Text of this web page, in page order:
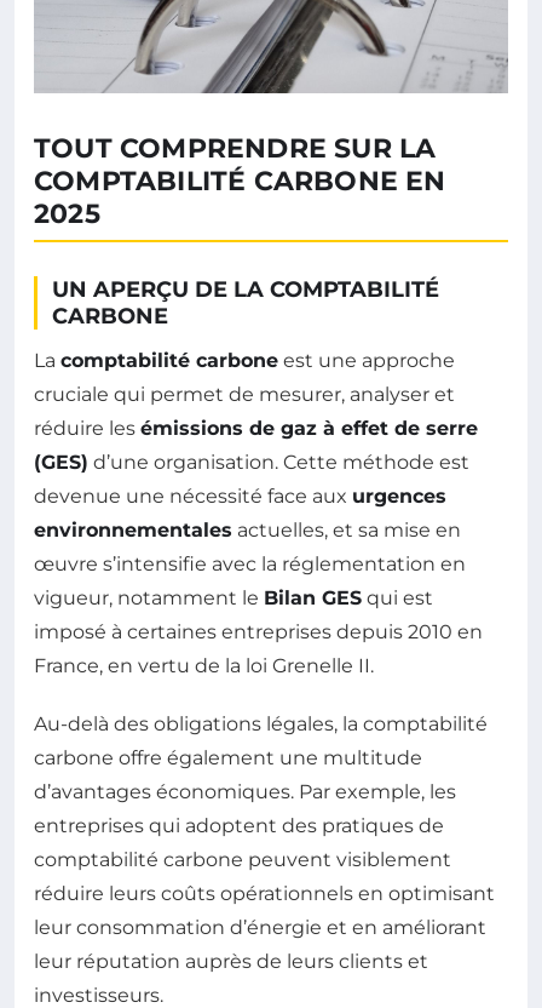
TOUT COMPRENDRE SUR LA
COMPTABILITÉ CARBONE EN
2025
UN APERÇU DE LA COMPTABILITÉ
CARBONE
La comptabilité carbone est une approche
cruciale qui permet de mesurer, analyser et
réduire les émissions de gaz à effet de serre
(GES) d’une organisation. Cette méthode est
devenue une nécessité face aux urgences
environnementales actuelles, et sa mise en
œuvre s’intensifie avec la réglementation en
vigueur, notamment le Bilan GES qui est
imposé à certaines entreprises depuis 2010 en
France, en vertu de la loi Grenelle II.
Au-delà des obligations légales, la comptabilité
carbone offre également une multitude
d’avantages économiques. Par exemple, les
entreprises qui adoptent des pratiques de
comptabilité carbone peuvent visiblement
réduire leurs coûts opérationnels en optimisant
leur consommation d’énergie et en améliorant
leur réputation auprès de leurs clients et
investisseurs.